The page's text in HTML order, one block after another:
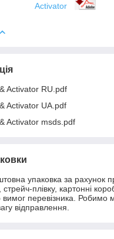
Activator
Activator RU.pdf
Activator UA.pdf
Activator msds.pdf
упаковка за рахунок
плівку, картонні
вимог перевізника. Робимо
відправлення.